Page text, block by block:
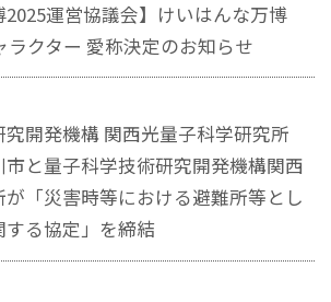
2025運営協議会】けいはんな万博
ラクター 愛称決定のお知らせ
究開発機構 関西光量子科学研究所
市と量子科学技術研究開発機構関西
「災害時等における避難所等とし
る協定」を締結